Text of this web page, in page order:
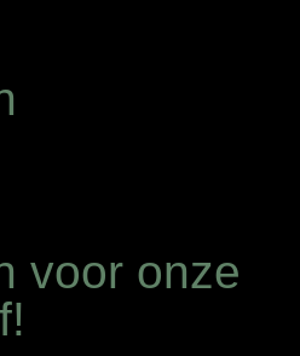
voor onze